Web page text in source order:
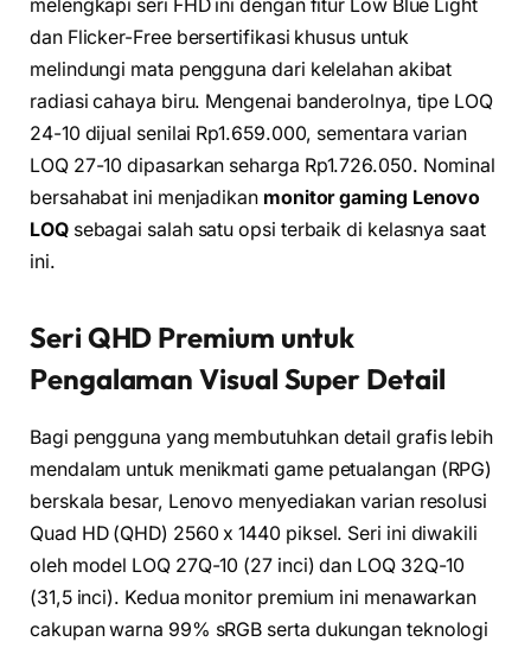
melengkapi seri FHD ini dengan fitur Low Blue Light
dan Flicker-Free bersertifikasi khusus untuk
melindungi mata pengguna dari kelelahan akibat
radiasi cahaya biru. Mengenai banderolnya, tipe LOQ
24-10 dijual senilai Rp1.659.000, sementara varian
LOQ 27-10 dipasarkan seharga Rp1.726.050. Nominal
bersahabat ini menjadikan monitor gaming Lenovo
LOQsebagai salah satu opsi terbaik di kelasnya saat
ini.
Seri QHD Premium untuk
Pengalaman Visual Super Detail
Bagi pengguna yang membutuhkan detail grafis lebih
mendalam untuk menikmati game petualangan (RPG)
berskala besar, Lenovo menyediakan varian resolusi
Quad HD (QHD) 2560 x 1440 piksel. Seri ini diwakili
oleh model LOQ 27Q-10 (27 inci) dan LOQ 32Q-10
(31,5 inci). Kedua monitor premium ini menawarkan
cakupan warna 99% sRGB serta dukungan teknologi